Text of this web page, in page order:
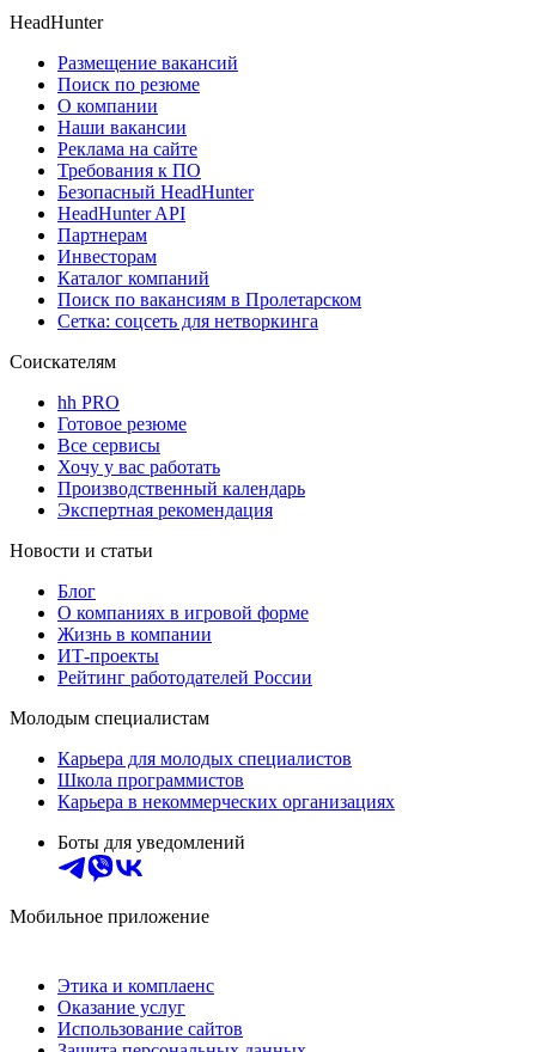
HeadHunter
Размещение вакансий
Поиск по резюме
О компании
Наши вакансии
Реклама на сайте
Требования к ПО
Безопасный HeadHunter
HeadHunter API
Партнерам
Инвесторам
Каталог компаний
Поиск по вакансиям в Пролетарском
Сетка: соцсеть для нетворкинга
Соискателям
hh PRO
Готовое резюме
Все сервисы
Хочу у вас работать
Производственный календарь
Экспертная рекомендация
Новости и статьи
Блог
О компаниях в игровой форме
Жизнь в компании
ИТ-проекты
Рейтинг работодателей России
Молодым специалистам
Карьера для молодых специалистов
Школа программистов
Карьера в некоммерческих организациях
Боты для уведомлений
Мобильное приложение
Этика и комплаенс
Оказание услуг
Использование сайтов